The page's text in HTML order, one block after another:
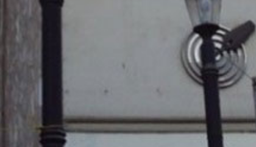
في
صحيفة
في